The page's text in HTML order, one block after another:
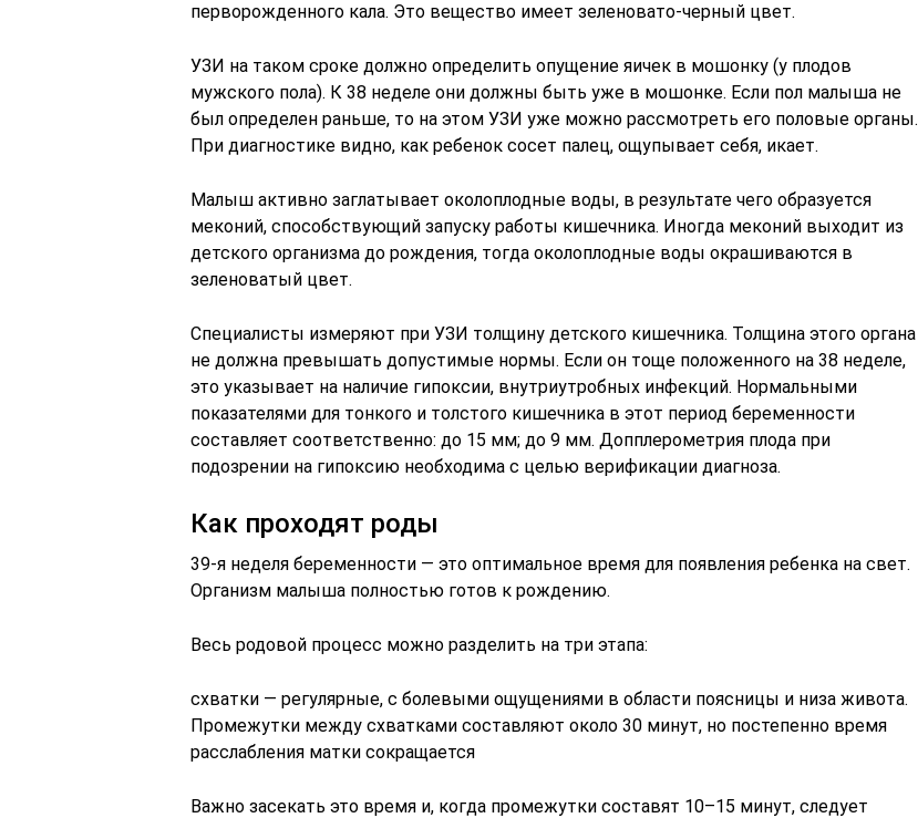
перворожденного кала. Это вещество имеет зеленовато-черный цвет.
УЗИ на таком сроке должно определить опущение яичек в мошонку (у плодов
мужского пола). К 38 неделе они должны быть уже в мошонке. Если пол малыша не
был определен раньше, то на этом УЗИ уже можно рассмотреть его половые органы.
При диагностике видно, как ребенок сосет палец, ощупывает себя, икает.
Малыш активно заглатывает околоплодные воды, в результате чего образуется
меконий, способствующий запуску работы кишечника. Иногда меконий выходит из
детского организма до рождения, тогда околоплодные воды окрашиваются в
зеленоватый цвет.
Специалисты измеряют при УЗИ толщину детского кишечника. Толщина этого органа
не должна превышать допустимые нормы. Если он тоще положенного на 38 неделе,
это указывает на наличие гипоксии, внутриутробных инфекций. Нормальными
показателями для тонкого и толстого кишечника в этот период беременности
составляет соответственно: до 15 мм; до 9 мм. Допплерометрия плода при
подозрении на гипоксию необходима с целью верификации диагноза.
Как проходят роды
39-я неделя беременности — это оптимальное время для появления ребенка на свет.
Организм малыша полностью готов к рождению.
Весь родовой процесс можно разделить на три этапа:
схватки — регулярные, с болевыми ощущениями в области поясницы и низа живота.
Промежутки между схватками составляют около 30 минут, но постепенно время
расслабления матки сокращается
Важно засекать это время и, когда промежутки составят 10–15 минут, следует